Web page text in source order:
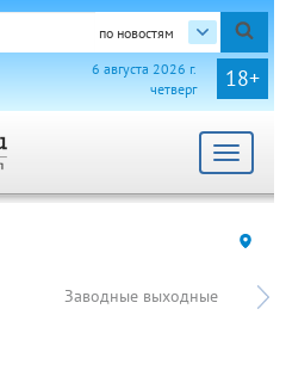
по новостям
18+
6 августа 2026 г.
четверг
Toggle
Заводные выходные